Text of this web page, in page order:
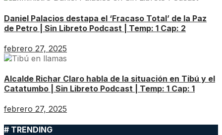
Daniel Palacios destapa el ‘Fracaso Total’ de la Paz
de Petro | Sin Libreto Podcast | Temp: 1 Cap: 2
febrero 27, 2025
Alcalde Richar Claro habla de la situación en Tibú y el
Catatumbo | Sin Libreto Podcast | Temp: 1 Cap: 1
febrero 27, 2025
# TRENDING